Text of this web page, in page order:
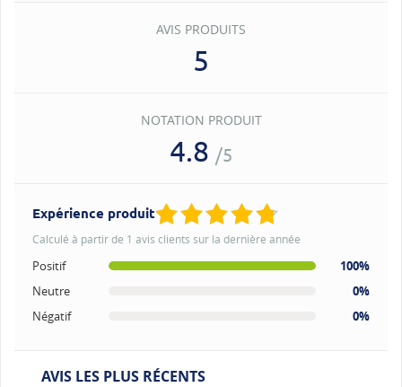
AVIS PRODUITS
5
NOTATION PRODUIT
4.8 /5
Expérience produit
Calculé à partir de 1 avis clients sur la dernière année
Positif
100%
Neutre
0%
Négatif
0%
AVIS LES PLUS RÉCENTS